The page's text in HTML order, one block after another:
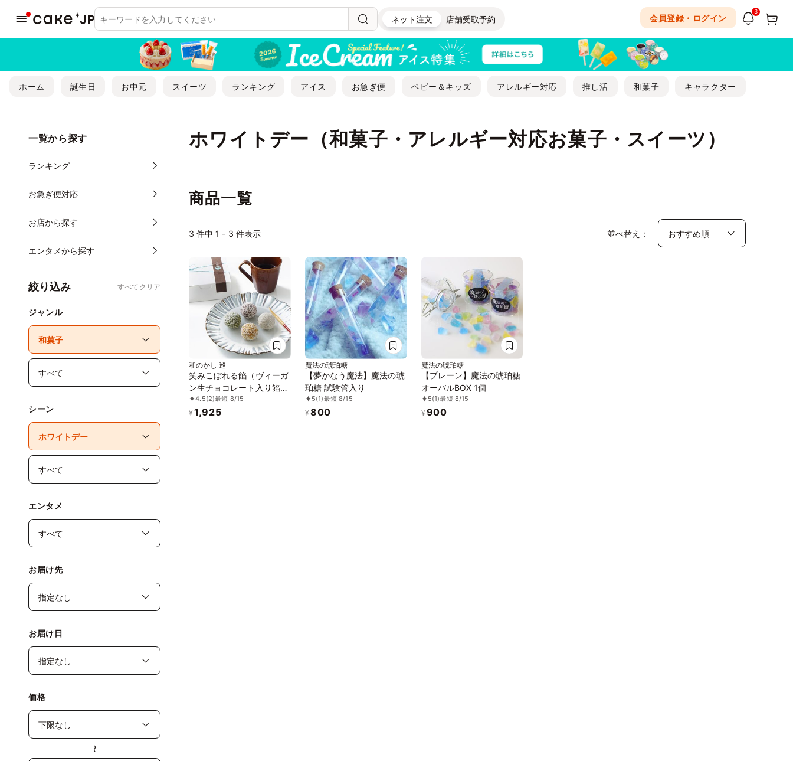
ネット注文 店舗受取予約 会員登録・ログイン
3
ホーム 誕生日 お中元 スイーツ ランキング アイス お急ぎ便 ベビー＆キッズ アレルギー対応 推し活 和菓子 キャラクター
ホワイトデー（和菓子・アレルギー対応お菓子・スイーツ）
一覧から探す
ランキング
お急ぎ便対応
お店から探す
エンタメから探す
絞り込み すべてクリア
ジャンル
シーン
エンタメ
お届け先
お届け日
価格
〜
商品一覧
3 件中 1 - 3 件表示 並べ替え：
和のかし 巡
笑みこぼれる餡（ヴィーガ
ン生チョコレート入り餡子
玉 4個入り）《ヴィーガン
スイーツ》
4.5(2)最短 8/15
¥ 1,925
魔法の琥珀糖
【夢かなう魔法】魔法の琥
珀糖 試験管入り
5(1)最短 8/15
¥ 800
魔法の琥珀糖
【プレーン】魔法の琥珀糖
オーバルBOX 1個
5(1)最短 8/15
¥ 900